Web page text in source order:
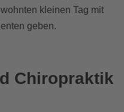
kleinen Tag mit
geben.
Chiropraktik